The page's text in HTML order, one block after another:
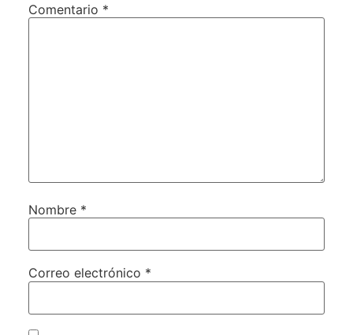
Comentario *
Nombre *
Correo electrónico *